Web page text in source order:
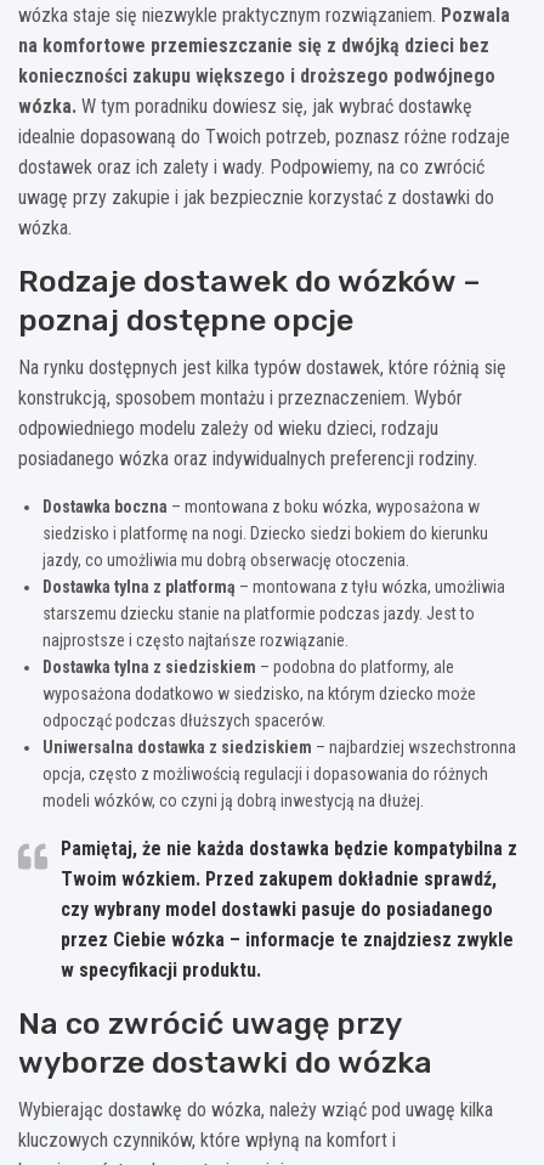
wózka staje się niezwykle praktycznym rozwiązaniem. Pozwala
na komfortowe przemieszczanie się z dwójką dzieci bez
konieczności zakupu większego i droższego podwójnego
wózka. W tym poradniku dowiesz się, jak wybrać dostawkę
idealnie dopasowaną do Twoich potrzeb, poznasz różne rodzaje
dostawek oraz ich zalety i wady. Podpowiemy, na co zwrócić
uwagę przy zakupie i jak bezpiecznie korzystać z dostawki do
wózka.
Rodzaje dostawek do wózków –
poznaj dostępne opcje
Na rynku dostępnych jest kilka typów dostawek, które różnią się
konstrukcją, sposobem montażu i przeznaczeniem. Wybór
odpowiedniego modelu zależy od wieku dzieci, rodzaju
posiadanego wózka oraz indywidualnych preferencji rodziny.
Dostawka boczna – montowana z boku wózka, wyposażona w
siedzisko i platformę na nogi. Dziecko siedzi bokiem do kierunku
jazdy, co umożliwia mu dobrą obserwację otoczenia.
Dostawka tylna z platformą – montowana z tyłu wózka, umożliwia
starszemu dziecku stanie na platformie podczas jazdy. Jest to
najprostsze i często najtańsze rozwiązanie.
Dostawka tylna z siedziskiem – podobna do platformy, ale
wyposażona dodatkowo w siedzisko, na którym dziecko może
odpocząć podczas dłuższych spacerów.
Uniwersalna dostawka z siedziskiem – najbardziej wszechstronna
opcja, często z możliwością regulacji i dopasowania do różnych
modeli wózków, co czyni ją dobrą inwestycją na dłużej.
Pamiętaj, że nie każda dostawka będzie kompatybilna z
Twoim wózkiem. Przed zakupem dokładnie sprawdź,
czy wybrany model dostawki pasuje do posiadanego
przez Ciebie wózka – informacje te znajdziesz zwykle
w specyfikacji produktu.
Na co zwrócić uwagę przy
wyborze dostawki do wózka
Wybierając dostawkę do wózka, należy wziąć pod uwagę kilka
kluczowych czynników, które wpłyną na komfort i